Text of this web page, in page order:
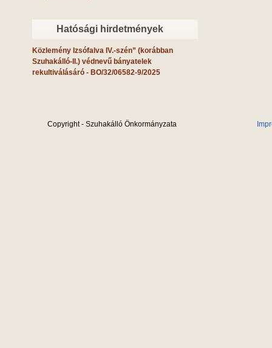
Hatósági hirdetmények
Közlemény Izsófalva IV.-szén” (korábban
Szuhakálló-II.) védnevű bányatelek
rekultiválásáró - BO/32/06582-9/2025
Copyright - Szuhakálló Önkormányzata